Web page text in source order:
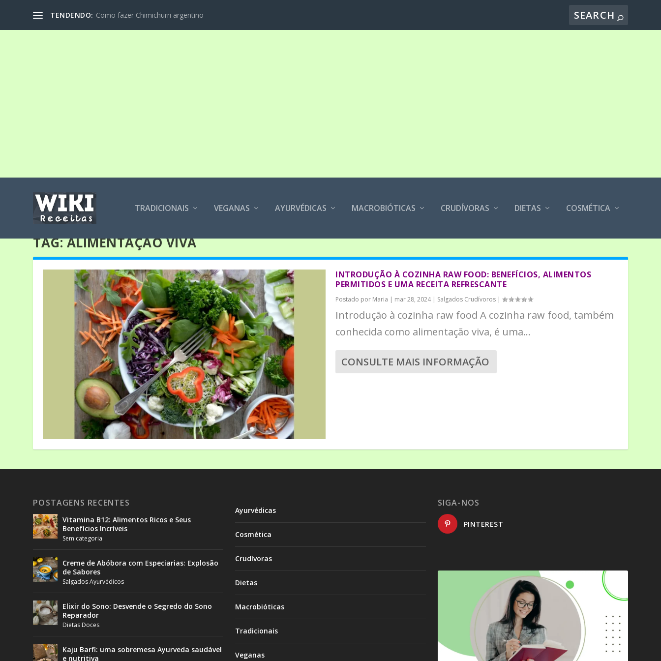
TENDENDO: Como fazer Chimichurri argentino
TRADICIONAIS VEGANAS AYURVÉDICAS MACROBIÓTICAS CRUDÍVORAS DIETAS COSMÉTICA
TAG:ALIMENTAÇÃO VIVA
INTRODUÇÃO À COZINHA RAW FOOD: BENEFÍCIOS, ALIMENTOS
PERMITIDOS E UMA RECEITA REFRESCANTE
Postado por Maria | mar 28, 2024| Salgados Crudívoros |
Introdução à cozinha raw food A cozinha raw food, também
conhecida como alimentação viva, é uma...
CONSULTE MAIS INFORMAÇÃO
POSTAGENS RECENTES
Vitamina B12: Alimentos Ricos e Seus
Benefícios Incríveis
Sem categoria
Creme de Abóbora com Especiarias: Explosão
de Sabores
Salgados Ayurvédicos
Elixir do Sono: Desvende o Segredo do Sono
Reparador
Dietas Doces
Kaju Barfi: uma sobremesa Ayurveda saudável
e nutritiva
Ayurvédicas
Cosmética
Crudívoras
Dietas
Macrobióticas
Tradicionais
Veganas
SIGA-NOS
PINTEREST